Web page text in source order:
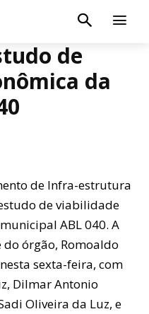
de
da
de Infra-estrutura
de viabilidade
ABL 040. A
órgão, Romoaldo
sexta-feira, com
Dilmar Antonio
Oliveira da Luz, e